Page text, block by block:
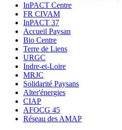
InPACT Centre
FR CIVAM
InPACT 37
Accueil Paysan
Bio Centre
Terre de Liens
URGC
Indre-et-Loire
MRJC
Solidarité Paysans
Alter'énergies
CIAP
AFOCG 45
Réseau des AMAP